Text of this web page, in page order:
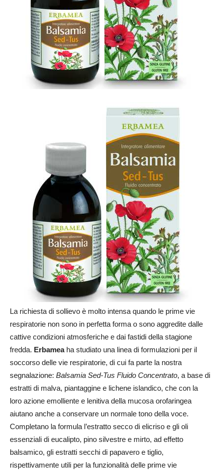
La richiesta di sollievo è molto intensa quando le prime vie
respiratorie non sono in perfetta forma o sono aggredite dalle
cattive condizioni atmosferiche e dai fastidi della stagione
fredda. Erbameaha studiato una linea di formulazioni per il
soccorso delle vie respiratorie, di cui fa parte la nostra
segnalazione: Balsamia Sed-Tus Fluido Concentrato, a base di
estratti di malva, piantaggine e lichene islandico, che con la
loro azione emolliente e lenitiva della mucosa orofaringea
aiutano anche a conservare un normale tono della voce.
Completano la formula l’estratto secco di elicriso e gli oli
essenziali di eucalipto, pino silvestre e mirto, ad effetto
balsamico, gli estratti secchi di papavero e tiglio,
rispettivamente utili per la funzionalità delle prime vie